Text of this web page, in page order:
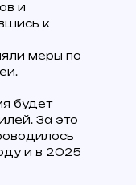
и
к
меры по
будет
За это
и в 2025